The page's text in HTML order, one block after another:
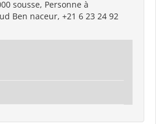
sousse, Personne à
Ben naceur, +21 6 23 24 92